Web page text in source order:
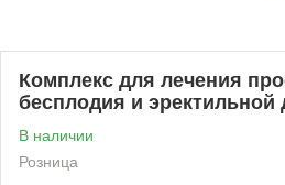
Комплекс для лечения
бесплодия и эректильной
В наличии
Розница